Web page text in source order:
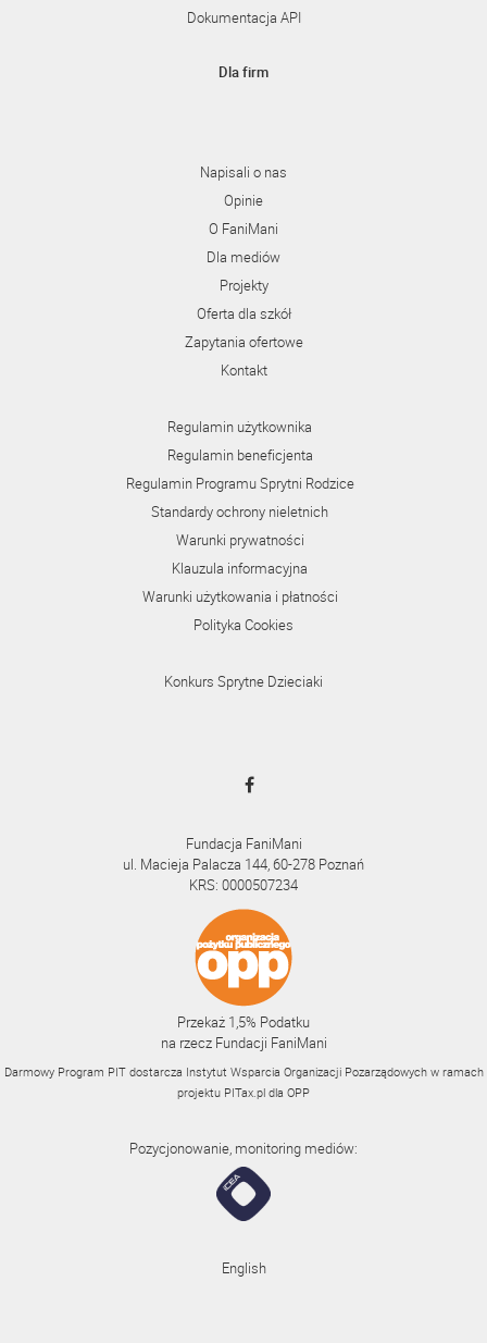
Dokumentacja API
Dla firm
Napisali o nas
Opinie
O FaniMani
Dla mediów
Projekty
Oferta dla szkół
Zapytania ofertowe
Kontakt
Regulamin użytkownika
Regulamin beneficjenta
Regulamin Programu Sprytni Rodzice
Standardy ochrony nieletnich
Warunki prywatności
Klauzula informacyjna
Warunki użytkowania i płatności
Polityka Cookies
Konkurs Sprytne Dzieciaki
Fundacja FaniMani
ul. Macieja Palacza 144, 60-278 Poznań
KRS: 0000507234
Przekaż 1,5% Podatku
na rzecz Fundacji FaniMani
Darmowy Program PIT dostarcza Instytut Wsparcia Organizacji Pozarządowych w ramach
projektu PITax.pl dla OPP
Pozycjonowanie, monitoring mediów:
English